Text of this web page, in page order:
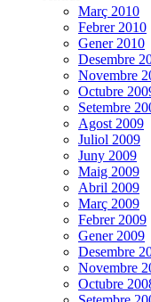
Març 2010
Febrer 2010
Gener 2010
Desembre
Novembre
Octubre
Setembre
Agost 2009
Juliol 2009
Juny 2009
Maig 2009
Abril 2009
Març 2009
Febrer 2009
Gener 2009
Desembre
Novembre
Octubre